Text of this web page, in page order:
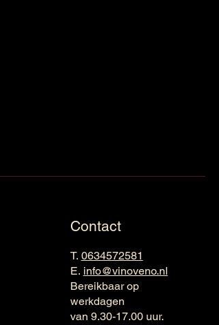
Contact
T. 0634572581
E. info@vinoveno.nl
Bereikbaar op
werkdagen
van 9.30-17.00 uur.